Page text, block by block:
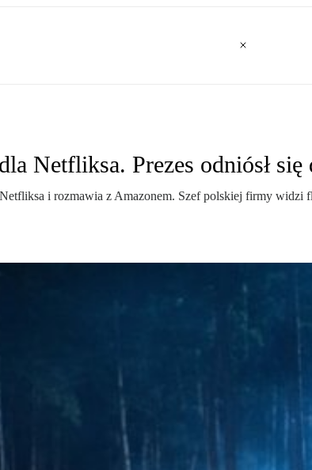
Netfliksa. Prezes odniósł
i rozmawia z Amazonem. Szef polskiej firmy